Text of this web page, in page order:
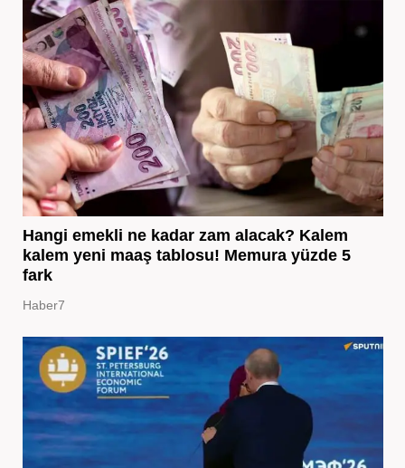
Hangi emekli ne kadar zam alacak? Kalem
kalem yeni maaş tablosu! Memura yüzde 5
fark
Haber7